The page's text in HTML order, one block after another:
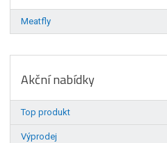
Meatfly
Akční nabídky
Top produkt
Výprodej